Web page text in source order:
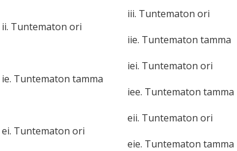
ii. Tuntematon ori
iii. Tuntematon ori
iie. Tuntematon tamma
ie. Tuntematon tamma
iei. Tuntematon ori
iee. Tuntematon tamma
ei. Tuntematon ori
eii. Tuntematon ori
eie. Tuntematon tamma